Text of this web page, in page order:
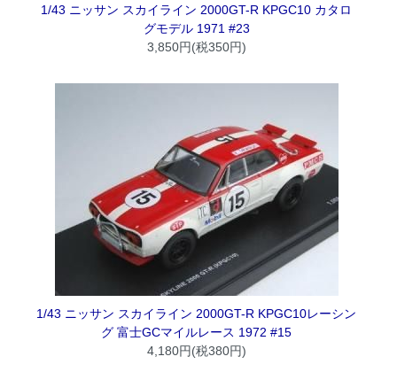
1/43 ニッサン スカイライン 2000GT-R KPGC10 カタロ
グモデル 1971 #23
3,850円(税350円)
1/43 ニッサン スカイライン 2000GT-R KPGC10レーシン
グ 富士GCマイルレース 1972 #15
4,180円(税380円)